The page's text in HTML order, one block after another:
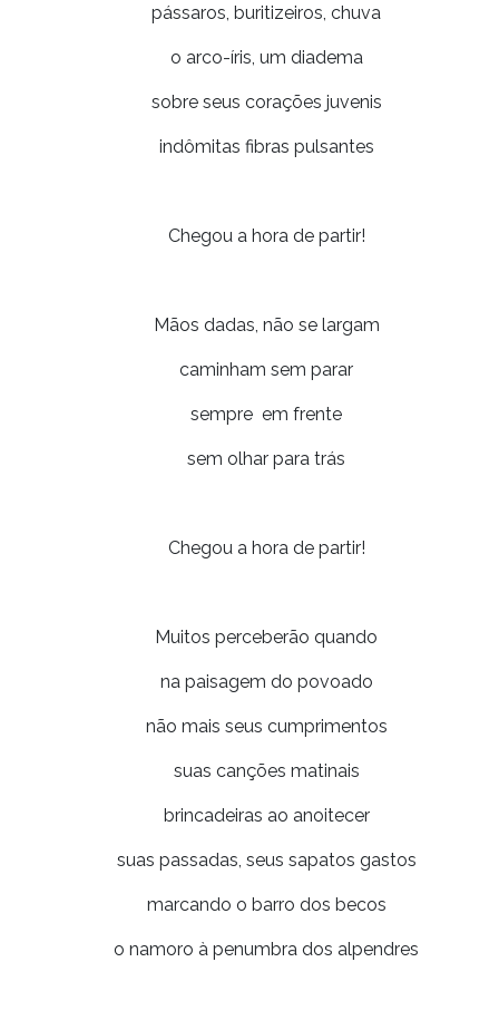
pássaros, buritizeiros, chuva
o arco-íris, um diadema
sobre seus corações juvenis
indômitas fibras pulsantes
Chegou a hora de partir!
Mãos dadas, não se largam
caminham sem parar
sempre em frente
sem olhar para trás
Chegou a hora de partir!
Muitos perceberão quando
na paisagem do povoado
não mais seus cumprimentos
suas canções matinais
brincadeiras ao anoitecer
suas passadas, seus sapatos gastos
marcando o barro dos becos
o namoro à penumbra dos alpendres